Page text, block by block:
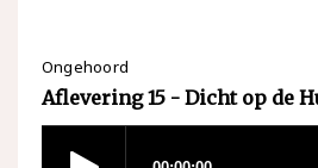
Ongehoord
Aflevering 15 - Dicht op de